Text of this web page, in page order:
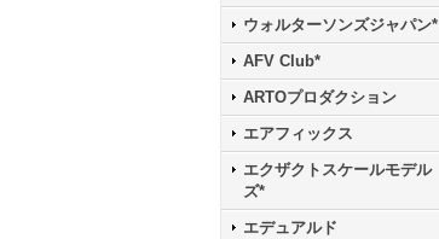
ウォルターソンズジャパン*
AFV Club*
ARTOプロダクション
エアフィックス
エクザクトスケールモデル
ズ*
エデュアルド